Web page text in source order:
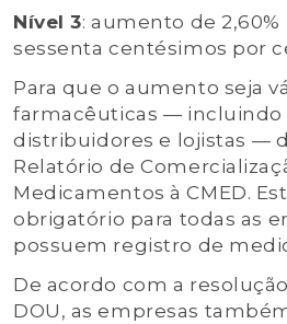
Nível 3: aumento de
sessenta centésimos por
Para que o aumento seja
farmacêuticas — incluindo
distribuidores e lojistas —
Relatório de
Medicamentos à CMED.
obrigatório para todas as
possuem registro de
De acordo com a
DOU, as empresas